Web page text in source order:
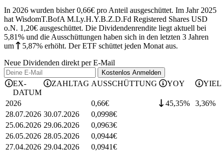
In 2026 wurden bisher 0,66€ pro Anteil ausgeschüttet. Im Jahr 2025
hat WisdomT.BofA M.Ly.H.Y.B.Z.D.Fd Registered Shares USD
o.N. 1,20€ ausgeschüttet. Die Dividendenrendite liegt aktuell bei
5,81% und die Ausschüttungen haben sich in den letzten 3 Jahren
um
5,87% erhöht. Der ETF schüttet jeden Monat aus.
Neue Dividenden direkt per E-Mail
Kostenlos Anmelden
EX-
DATUM
ZAHLTAG AUSSCHÜTTUNG YOY
2026 0,66€ 45,35% 3,36%
28.07.2026 30.07.2026 0,0998€
25.06.2026 29.06.2026 0,0963€
26.05.2026 28.05.2026 0,0944€
27.04.2026 29.04.2026 0,0941€